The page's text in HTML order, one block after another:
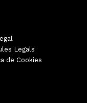
Legals
de Cookies
protagonitzen
trobada al Món Sant
referma el valor de la